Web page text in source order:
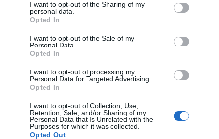
not limited to your visit or usage behaviour. You may click to
grant or deny consent to Google and its third-party tags to
use your data for below specified purposes in below Google
consent section.
I want to opt-out of the Sharing of my
personal data.
Opted In
I want to opt-out of the Sale of my
Personal Data.
Opted In
I want to opt-out of processing my
Personal Data for Targeted Advertising.
Opted In
I want to opt-out of Collection, Use,
Retention, Sale, and/or Sharing of my
Personal Data that Is Unrelated with the
Purposes for which it was collected.
Opted Out
Estos jugadores son duda: Cardoso.
de cómo vuelvan sus internacionales para confeccionar el
once. Galán o Ruggeri suplirán la baja del sancionado
SofaScore-Puntuaciones: preguntas más frecuentes
SofaScore, la prestigiosa app y
web de resultados, es quien
otorgar las calificaciones por